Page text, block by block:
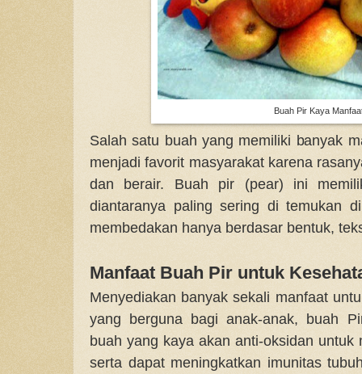
Buah Pir Kaya
Salah satu buah yang memiliki banyak
menjadi favorit masyarakat karena
dan berair. Buah pir (pear) ini
diantaranya paling sering di temukan
membedakan hanya berdasar bentuk,
Manfaat Buah Pir untuk
Menyediakan banyak sekali manfaat
yang berguna bagi anak-anak, buah
buah yang kaya akan anti-oksidan untuk
serta dapat meningkatkan imunitas